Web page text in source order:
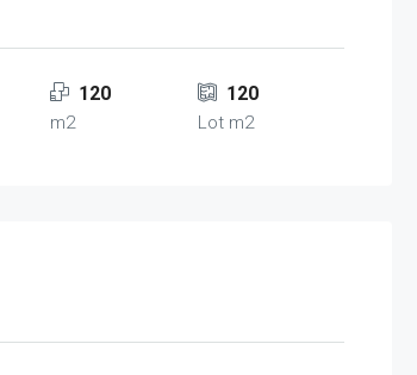
120
m2
120
Lot m2